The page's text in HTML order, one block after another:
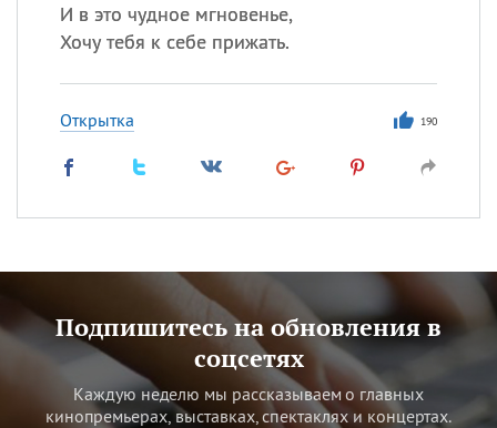
И в это чудное мгновенье,
Хочу тебя к себе прижать.
Открытка 190
Подпишитесь на обновления в
соцсетях
Каждую неделю мы рассказываем о главных
кинопремьерах, выставках, спектаклях и концертах.